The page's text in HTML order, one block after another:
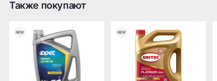
Оплата заказа
Возможна картой, наличными при получении,
также доступно оформление кредита и
формирование счёта для Юр.Лица
Также покупают